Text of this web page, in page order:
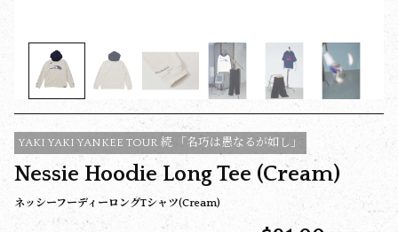
YAKI YAKI YANKEE TOUR 続 「名巧は愚なるが如し」
Nessie Hoodie Long Tee (Cream)
ネッシーフーディーロングTシャツ(Cream)